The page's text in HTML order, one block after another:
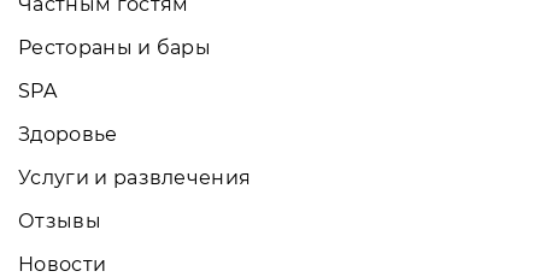
Рестораны и бары
SPA
Здоровье
Услуги и развлечения
Отзывы
Новости